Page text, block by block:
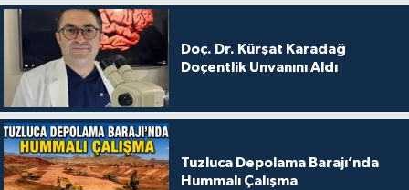
Doç. Dr. Kürşat Karadağ
Doçentlik Unvanını Aldı
Tuzluca Depolama Barajı’nda
Hummalı Çalışma